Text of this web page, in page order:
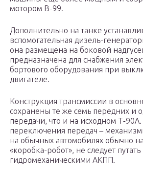
мотором В-99.
Дополнительно на танке
вспомогательная дизель-
она размещена на боковой
предназначена для снабжения
бортового оборудования при
двигателе.
Конструкция трансмиссии в
сохранены те же семь передних и
передачи, что и на исходном Т-90А.
переключения передач –
на обычных автомобилях обычно
«коробка-робот», не следует
гидромеханическими АКПП.